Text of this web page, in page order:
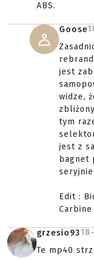
ABS.
Goose
jest
widze,
tym
jest z
bagnet
seryjnie
Edit :
grzesio93
Te mp40